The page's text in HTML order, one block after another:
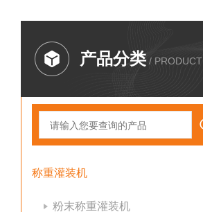
产品分类 / PRODUCT
称重灌装机
粉末称重灌装机